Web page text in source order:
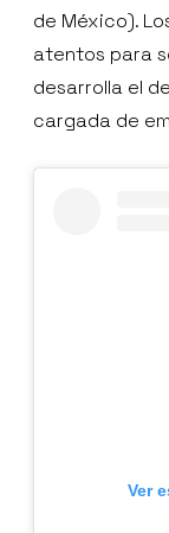
de México).
atentos para
desarrolla el
cargada de
Ver